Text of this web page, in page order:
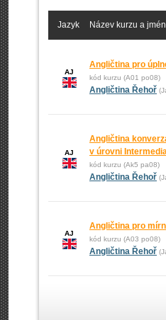
Jazyk Název kurzu a
AJ
Angličtina pro
kód kurzu (A01 po08)
Angličtina Řehoř
AJ
Angličtina
v úrovni
kód kurzu (Ak5 pa08)
Angličtina Řehoř
AJ
Angličtina pro
kód kurzu (A03 po08)
Angličtina Řehoř